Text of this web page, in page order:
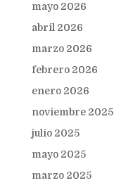
mayo 2026
abril 2026
marzo 2026
febrero 2026
enero 2026
noviembre 2025
julio 2025
mayo 2025
marzo 2025